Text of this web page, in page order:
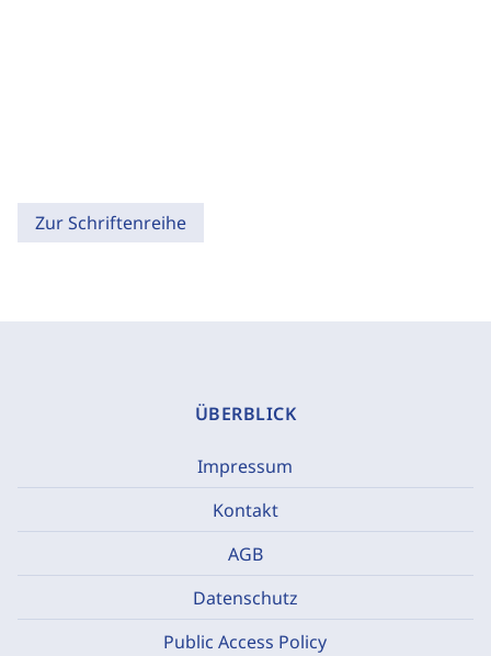
Zur Schriftenreihe
ÜBERBLICK
Impressum
Kontakt
AGB
Datenschutz
Public Access Policy